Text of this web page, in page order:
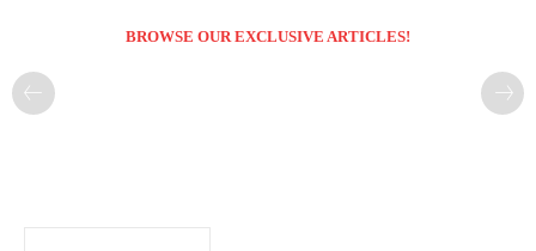
BROWSE OUR EXCLUSIVE ARTICLES!